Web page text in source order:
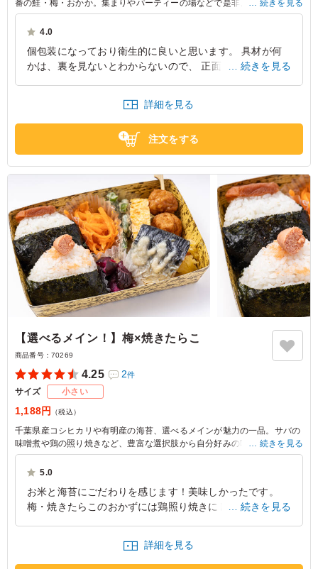
番の鮭・梅・おかか。集まりやパーティーの場などで是非、お使いくださ
い。
続きを見る
4.0
個包装になっており衛生的に良いと思います。 具材が何
かは、裏を見ないとわからないので、 正面からでもわか
東京都渋谷区広尾2025/12/16
続きを見る
詳細を見る
注文をする
【選べるメイン！】梅×焼きたらこ
商品番号： 70269
4.25 2件
サイズ 小さい
1,188円 （税込）
千葉県産コシヒカリや有明産の海苔、選べるメインが魅力の一品。サバの
味噌煮や鶏の照り焼きなど、豊富な選択肢から自分好みの味を楽しめま
す。玉子焼きや肉団子、いんげんの和え物が彩り豊かに添えられ、満足感
も抜群。美味しさが詰まったお弁当です。
※選べるメインは「サバの味噌煮」か「サバの麴焼き」か「鶏の照り焼
き」か「豚の生姜焼き」からお選びいただけます。下記プルダウンよりお
続きを見る
5.0
お米と海苔にごだわりを感じます！美味しかったです。
梅・焼きたらこのおかずには鶏照り焼きにしました。彩り
東京都港区芝公園2025/11/07
続きを見る
詳細を見る